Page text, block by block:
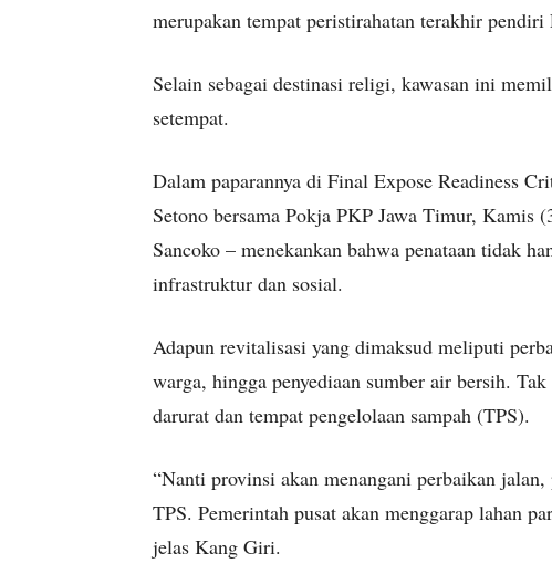
merupakan tempat peristirahatan terakhir pendiri
Selain sebagai destinasi religi, kawasan ini
setempat.
Dalam paparannya di Final Expose Readiness
Setono bersama Pokja PKP Jawa Timur, Kamis
Sancoko – menekankan bahwa penataan tidak
infrastruktur dan sosial.
Adapun revitalisasi yang dimaksud meliputi
warga, hingga penyediaan sumber air bersih.
darurat dan tempat pengelolaan sampah (TPS).
“Nanti provinsi akan menangani perbaikan
TPS. Pemerintah pusat akan menggarap lahan
jelas Kang Giri.